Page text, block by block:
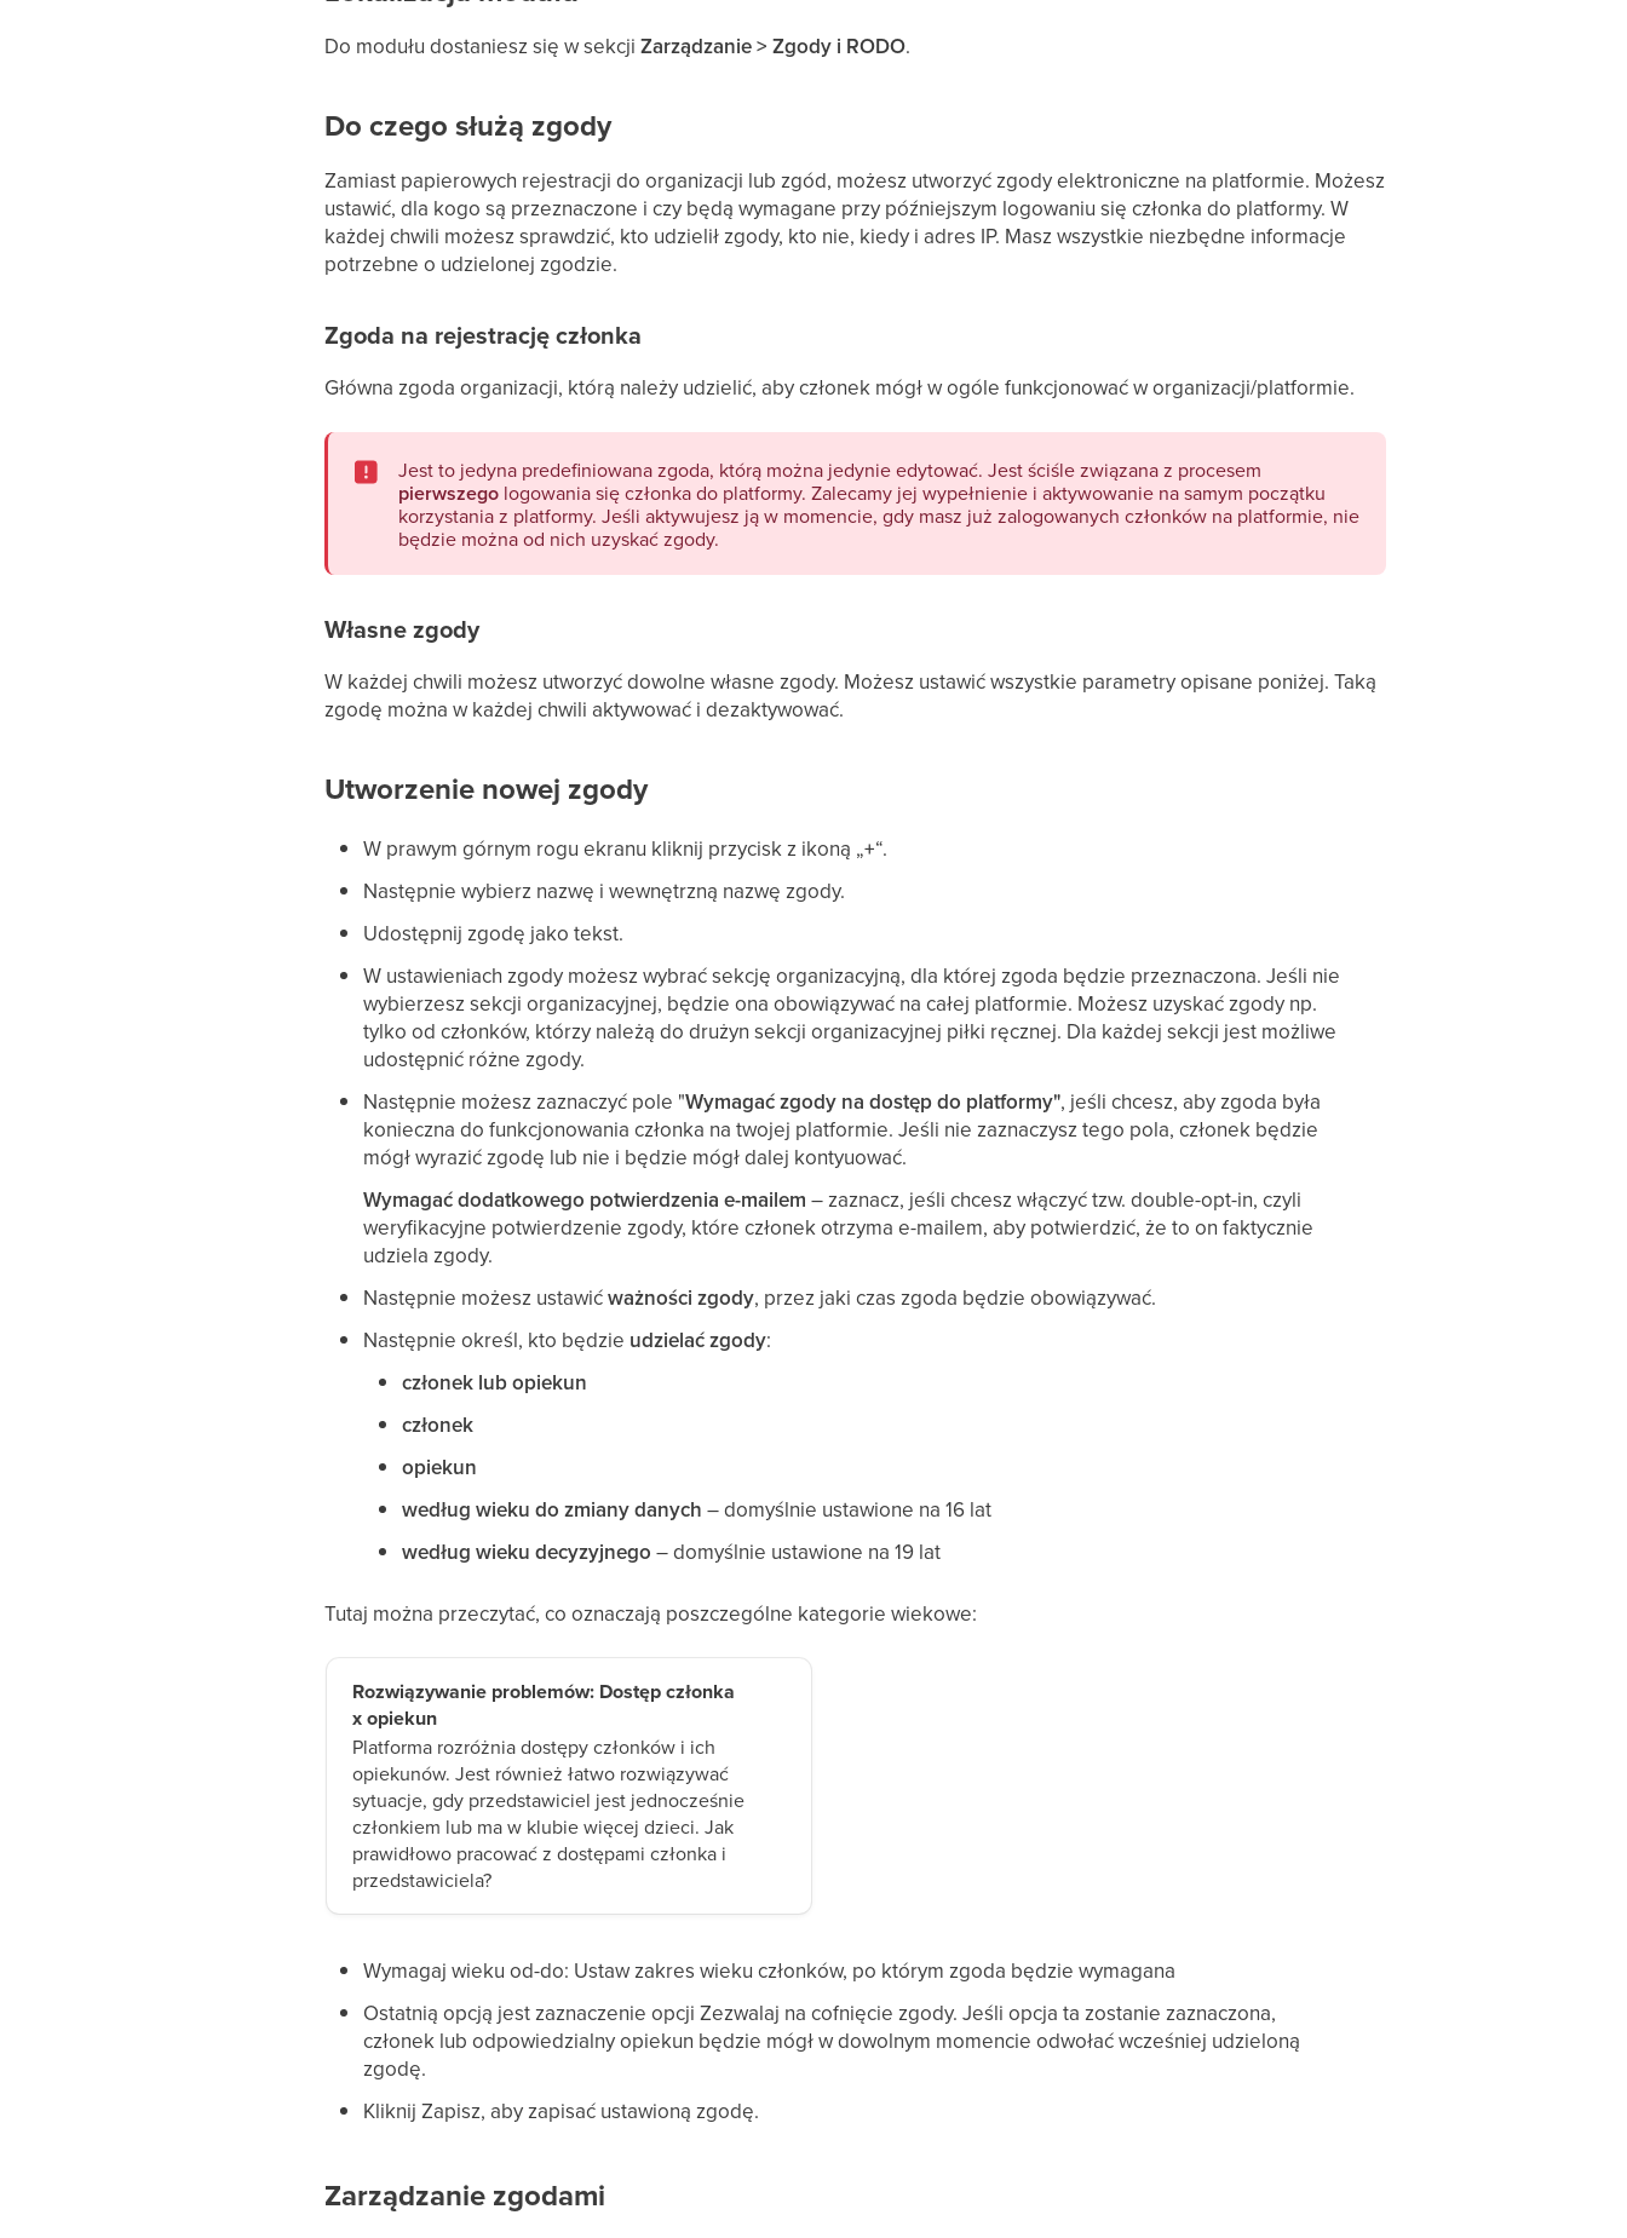
Do modułu dostaniesz się w sekcjiZarządzanie > Zgody i RODO.
Do czego służą zgody
Zamiast papierowych rejestracji do organizacji lub zgód, możesz utworzyć zgody elektroniczne na platformie. Możesz
ustawić, dla kogo są przeznaczone i czy będą wymagane przy późniejszym logowaniu się członka do platformy. W
każdej chwili możesz sprawdzić, kto udzielił zgody, kto nie, kiedy i adres IP. Masz wszystkie niezbędne informacje
potrzebne o udzielonej zgodzie.
Zgoda na rejestrację członka
Główna zgoda organizacji, którą należy udzielić, aby członek mógł w ogóle funkcjonować w organizacji/platformie.
Jest to jedyna predefiniowana zgoda, którą można jedynie edytować. Jest ściśle związana z procesem
pierwszego logowania się członka do platformy. Zalecamy jej wypełnienie i aktywowanie na samym początku
korzystania z platformy. Jeśli aktywujesz ją w momencie, gdy masz już zalogowanych członków na platformie, nie
będzie można od nich uzyskać zgody.
Własne zgody
W każdej chwili możesz utworzyć dowolne własne zgody. Możesz ustawić wszystkie parametry opisane poniżej. Taką
zgodę można w każdej chwili aktywować i dezaktywować.
Utworzenie nowej zgody
W prawym górnym rogu ekranu kliknij przycisk z ikoną „+“.
Następnie wybierz nazwę i wewnętrzną nazwę zgody.
Udostępnij zgodę jako tekst.
W ustawieniach zgody możesz wybrać sekcję organizacyjną, dla której zgoda będzie przeznaczona. Jeśli nie
wybierzesz sekcji organizacyjnej, będzie ona obowiązywać na całej platformie. Możesz uzyskać zgody np.
tylko od członków, którzy należą do drużyn sekcji organizacyjnej piłki ręcznej. Dla każdej sekcji jest możliwe
udostępnić różne zgody.
Następnie możesz zaznaczyć pole "Wymagać zgody na dostęp do platformy", jeśli chcesz, aby zgoda była
konieczna do funkcjonowania członka na twojej platformie. Jeśli nie zaznaczysz tego pola, członek będzie
mógł wyrazić zgodę lub nie i będzie mógł dalej kontyuować.
Wymagać dodatkowego potwierdzenia e-mailem– zaznacz, jeśli chcesz włączyć tzw. double-opt-in, czyli
weryfikacyjne potwierdzenie zgody, które członek otrzyma e-mailem, aby potwierdzić, że to on faktycznie
udziela zgody.
Następnie możesz ustawićważności zgody, przez jaki czas zgoda będzie obowiązywać.
Następnie określ, kto będzie udzielać zgody:
członek lub opiekun
członek
opiekun
według wieku do zmiany danych – domyślnie ustawione na 16 lat
według wieku decyzyjnego – domyślnie ustawione na 19 lat
Tutaj można przeczytać, co oznaczają poszczególne kategorie wiekowe:
Rozwiązywanie problemów: Dostęp członka
x opiekun
Platforma rozróżnia dostępy członków i ich
opiekunów. Jest również łatwo rozwiązywać
sytuacje, gdy przedstawiciel jest jednocześnie
członkiem lub ma w klubie więcej dzieci. Jak
prawidłowo pracować z dostępami członka i
przedstawiciela?
Wymagaj wieku od-do: Ustaw zakres wieku członków, po którym zgoda będzie wymagana
Ostatnią opcją jest zaznaczenie opcji Zezwalaj na cofnięcie zgody. Jeśli opcja ta zostanie zaznaczona,
członek lub odpowiedzialny opiekun będzie mógł w dowolnym momencie odwołać wcześniej udzieloną
zgodę.
Kliknij Zapisz, aby zapisać ustawioną zgodę.
Zarządzanie zgodami